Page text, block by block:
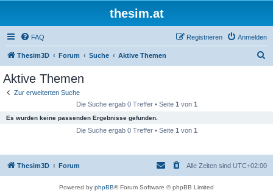
thesim.at
FAQ Anmelden
Registrieren
Thesim3D Forum Suche Aktive Themen
Aktive Themen
Zur erweiterten Suche
Die Suche ergab 0 Treffer • Seite 1 von 1
Es wurden keine passenden Ergebnisse gefunden.
Die Suche ergab 0 Treffer • Seite 1 von 1
Thesim3D Forum Alle Zeiten sind UTC+02:00
Powered by phpBB® Forum Software © phpBB Limited